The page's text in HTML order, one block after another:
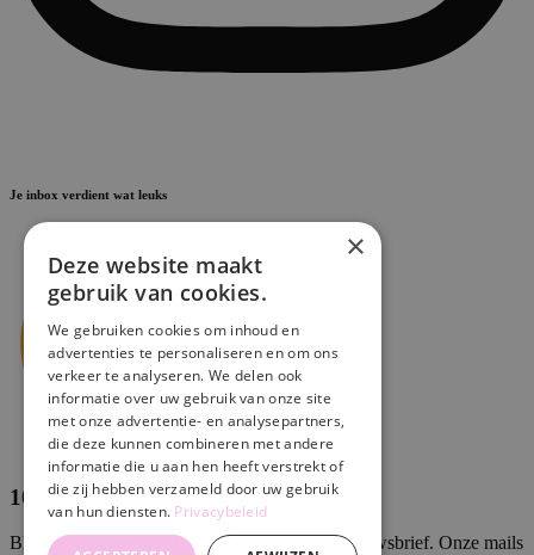
Je inbox verdient wat leuks
10% korting
Blijf op de hoogte en schrijf je in voor onze nieuwsbrief. Onze mails
×
Deze website maakt
gebruik van cookies.
We gebruiken cookies om inhoud en
advertenties te personaliseren en om ons
verkeer te analyseren. We delen ook
informatie over uw gebruik van onze site
met onze advertentie- en analysepartners,
die deze kunnen combineren met andere
informatie die u aan hen heeft verstrekt of
die zij hebben verzameld door uw gebruik
van hun diensten. Privacybeleid